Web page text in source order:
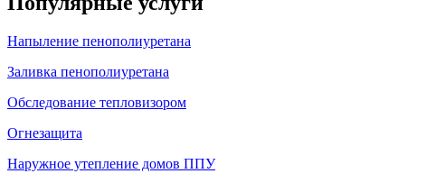
Напыление пенополиуретана
Заливка пенополиуретана
Обследование тепловизором
Огнезащита
Наружное утепление домов ППУ